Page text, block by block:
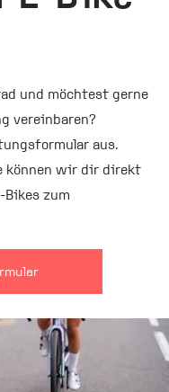
und möchtest gerne
vereinbaren?
aus.
können wir dir direkt
Bikes zum